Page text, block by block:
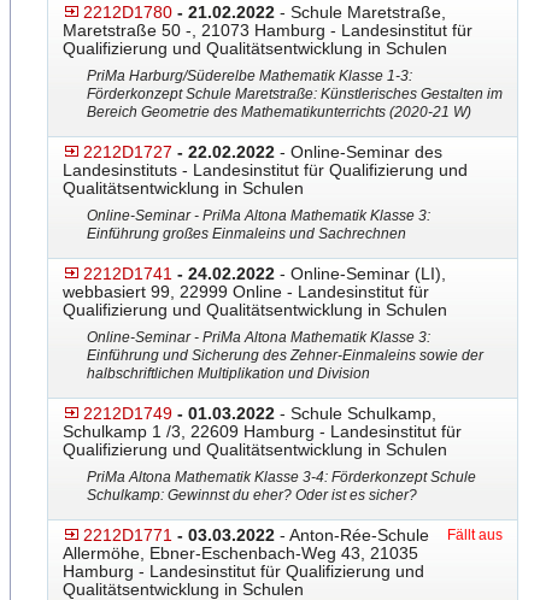
2212D1780 - 21.02.2022 - Schule Maretstraße,
Maretstraße 50 -, 21073 Hamburg - Landesinstitut für
Qualifizierung und Qualitätsentwicklung in Schulen
PriMa Harburg/Süderelbe Mathematik Klasse 1-3:
Förderkonzept Schule Maretstraße: Künstlerische​s Gestalten im
Bereich Geometrie des Mathematikunterrichts (202​0-21 W)
2212D1727 - 22.02.2022 - Online-Seminar des
Landesinstituts - Landesinstitut für Qualifizierung und
Qualitätsentwicklung in Schulen
Online-Seminar - PriMa Altona Mathematik Klasse 3:
Einführung großes Einmaleins und Sachrechnen
2212D1741 - 24.02.2022 - Online-Seminar (LI),
webbasiert 99, 22999 Online - Landesinstitut für
Qualifizierung und Qualitätsentwicklung in Schulen
Online-Seminar - PriMa Altona Mathematik Klasse 3:
Einführung und Sicherung des Zehner-Einmaleins sowie der
halbschriftlichen Multiplikation und Division
2212D1749 - 01.03.2022 - Schule Schulkamp,
Schulkamp 1 /3, 22609 Hamburg - Landesinstitut für
Qualifizierung und Qualitätsentwicklung in Schulen
PriMa Altona Mathematik Klasse 3-4: Förderkonzept Schule
Schulkamp: Gewinnst du eher? Oder ist es sicher?
2212D1771 - 03.03.2022 - Anton-Rée-Schule
Allermöhe, Ebner-Eschenbach-Weg 43, 21035
Hamburg - Landesinstitut für Qualifizierung und
Qualitätsentwicklung in Schulen
Fällt aus